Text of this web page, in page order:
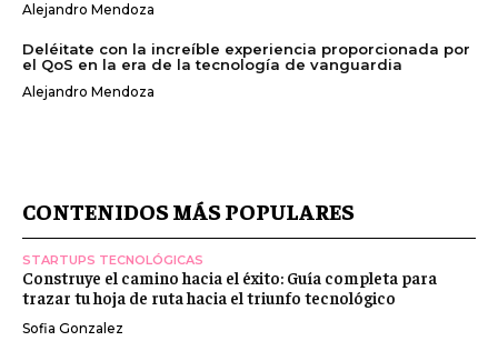
Alejandro Mendoza
Deléitate con la increíble experiencia proporcionada por
el QoS en la era de la tecnología de vanguardia
Alejandro Mendoza
CONTENIDOS MÁS POPULARES
STARTUPS TECNOLÓGICAS
Construye el camino hacia el éxito: Guía completa para
trazar tu hoja de ruta hacia el triunfo tecnológico
Sofia Gonzalez